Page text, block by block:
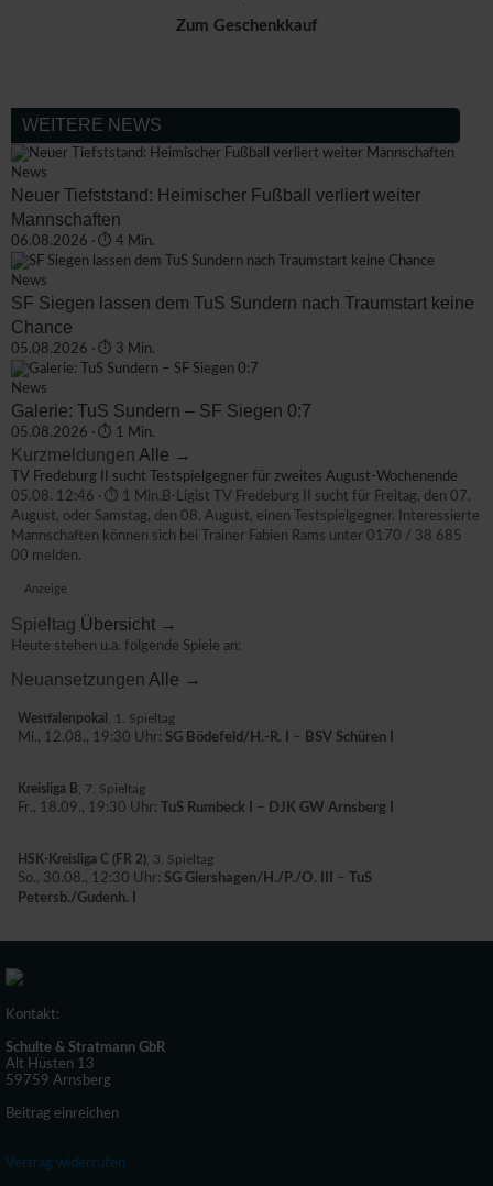
Zum Geschenkkauf
WEITERE NEWS
News
Neuer Tiefststand: Heimischer Fußball verliert weiter
Mannschaften
06.08.2026 · ⏱ 4 Min.
News
SF Siegen lassen dem TuS Sundern nach Traumstart keine
Chance
05.08.2026 · ⏱ 3 Min.
News
Galerie: TuS Sundern – SF Siegen 0:7
05.08.2026 · ⏱ 1 Min.
Kurzmeldungen Alle →
TV Fredeburg II sucht Testspielgegner für zweites August-Wochenende
05.08. 12:46 · ⏱ 1 Min. B-Ligist TV Fredeburg II sucht für Freitag, den 07.
August, oder Samstag, den 08. August, einen Testspielgegner. Interessierte
Mannschaften können sich bei Trainer Fabien Rams unter 0170 / 38 685
00 melden.
Anzeige
Spieltag Übersicht →
Heute stehen u.a. folgende Spiele an:
Neuansetzungen Alle →
Westfalenpokal
, 1. Spieltag
Mi., 12.08., 19:30 Uhr: SG Bödefeld/H.-R. I – BSV Schüren I
Kreisliga B , 7. Spieltag
Fr., 18.09., 19:30 Uhr:
TuS Rumbeck I – DJK GW Arnsberg I
HSK-Kreisliga C (FR 2) , 3. Spieltag
So., 30.08., 12:30 Uhr: SG Giershagen/H./P./O. III –
TuS
Petersb./Gudenh. I
Kontakt:
Schulte & Stratmann GbR
Alt Hüsten 13
59759 Arnsberg
Beitrag einreichen
Vertrag widerrufen